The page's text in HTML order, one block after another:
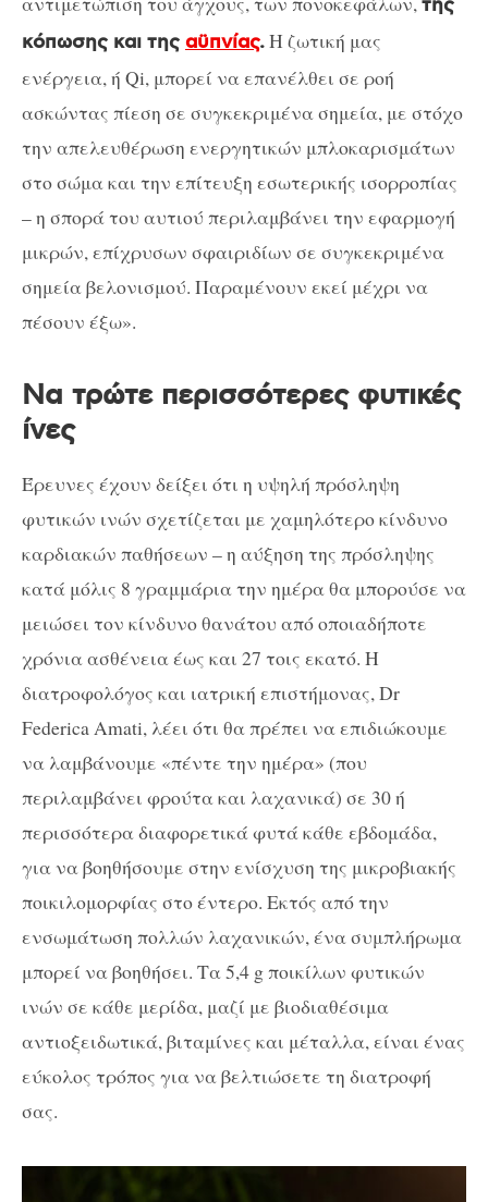
της
κόπωσης και της αϋπνίας.Η ζωτική μας
ενέργεια, ή Qi, μπορεί να επανέλθει σε ροή
ασκώντας πίεση σε συγκεκριμένα σημεία, με στόχο
την απελευθέρωση ενεργητικών μπλοκαρισμάτων
στο σώμα και την επίτευξη εσωτερικής ισορροπίας
– η σπορά του αυτιού περιλαμβάνει την εφαρμογή
μικρών, επίχρυσων σφαιριδίων σε συγκεκριμένα
σημεία βελονισμού. Παραμένουν εκεί μέχρι να
πέσουν έξω».
Να τρώτε περισσότερες φυτικές
ίνες
Έρευνες έχουν δείξει ότι η υψηλή πρόσληψη
φυτικών ινών σχετίζεται με χαμηλότερο κίνδυνο
καρδιακών παθήσεων – η αύξηση της πρόσληψης
κατά μόλις 8 γραμμάρια την ημέρα θα μπορούσε να
μειώσει τον κίνδυνο θανάτου από οποιαδήποτε
χρόνια ασθένεια έως και 27 τοις εκατό. Η
διατροφολόγος και ιατρική επιστήμονας, Dr
Federica Amati, λέει ότι θα πρέπει να επιδιώκουμε
να λαμβάνουμε «πέντε την ημέρα» (που
περιλαμβάνει φρούτα και λαχανικά) σε 30 ή
περισσότερα διαφορετικά φυτά κάθε εβδομάδα,
για να βοηθήσουμε στην ενίσχυση της μικροβιακής
ποικιλομορφίας στο έντερο. Εκτός από την
ενσωμάτωση πολλών λαχανικών, ένα συμπλήρωμα
μπορεί να βοηθήσει. Τα 5,4 g ποικίλων φυτικών
ινών σε κάθε μερίδα, μαζί με βιοδιαθέσιμα
αντιοξειδωτικά, βιταμίνες και μέταλλα, είναι ένας
εύκολος τρόπος για να βελτιώσετε τη διατροφή
σας.